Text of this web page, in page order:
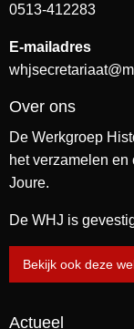
0513-412283
E-mailadres
Over ons
De Werkgroep
het verzamelen
Joure.
De WHJ is
Bekijk ook deze
Actueel